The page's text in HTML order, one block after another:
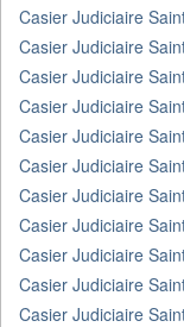
Casier Judiciaire
Casier Judiciaire
Casier Judiciaire
Casier Judiciaire
Casier Judiciaire
Casier Judiciaire
Casier Judiciaire
Casier Judiciaire
Casier Judiciaire
Casier Judiciaire
Casier Judiciaire